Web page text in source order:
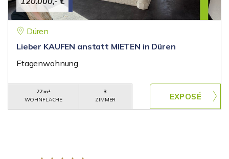
Düren
Lieber KAUFEN anstatt MIETEN in Düren
Etagenwohnung
77 m²
WOHNFLÄCHE
3
ZIMMER